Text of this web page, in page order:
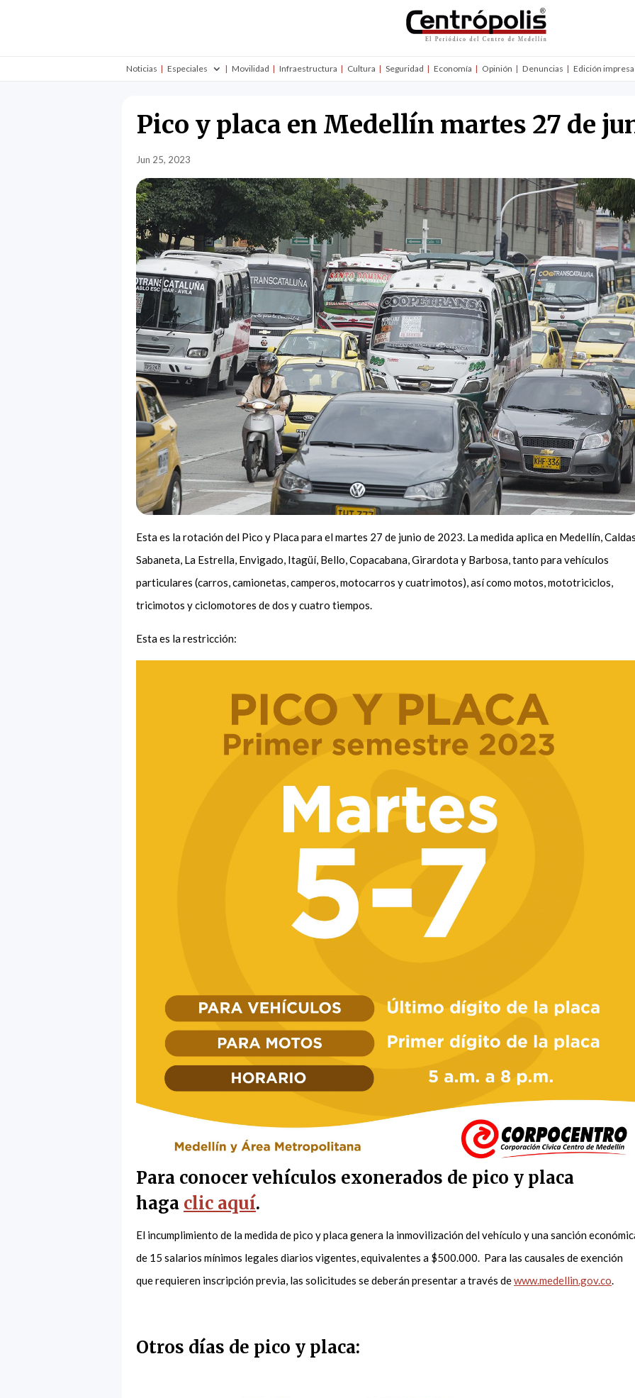
Noticias Especiales Movilidad Infraestructura Cultura Seguridad Economía Opinión Denuncias Edición impresa
Pico y placa en Medellín martes 27 de
Jun 25, 2023
Esta es la rotación del Pico y Placa para el martes 27 de junio de 2023. La medida aplica en Medellín,
Sabaneta, La Estrella, Envigado, Itagüí, Bello, Copacabana, Girardota y Barbosa, tanto para vehículos
particulares (carros, camionetas, camperos, motocarros y cuatrimotos), así como motos, mototriciclos,
tricimotos y ciclomotores de dos y cuatro tiempos.
Esta es la restricción:
Para conocer vehículos exonerados de pico y placa
haga clic aquí.
El incumplimiento de la medida de pico y placa genera la inmovilización del vehículo y una sanción
de 15 salarios mínimos legales diarios vigentes, equivalentes a $500.000. Para las causales de exención
que requieren inscripción previa, las solicitudes se deberán presentar a través dewww.medellin.gov.co.
Otros días de pico y placa: